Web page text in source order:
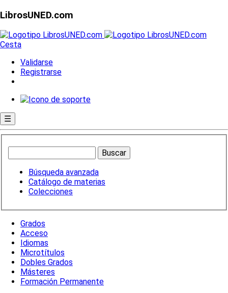
LibrosUNED.com
Cesta
Validarse
Registrarse
☰
Búsqueda avanzada
Catálogo de materias
Colecciones
Grados
Acceso
Idiomas
Microtítulos
Dobles Grados
Másteres
Formación Permanente